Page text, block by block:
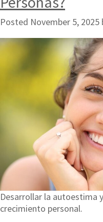
Posted November 5, 2025
Desarrollar la autoestima
crecimiento personal.